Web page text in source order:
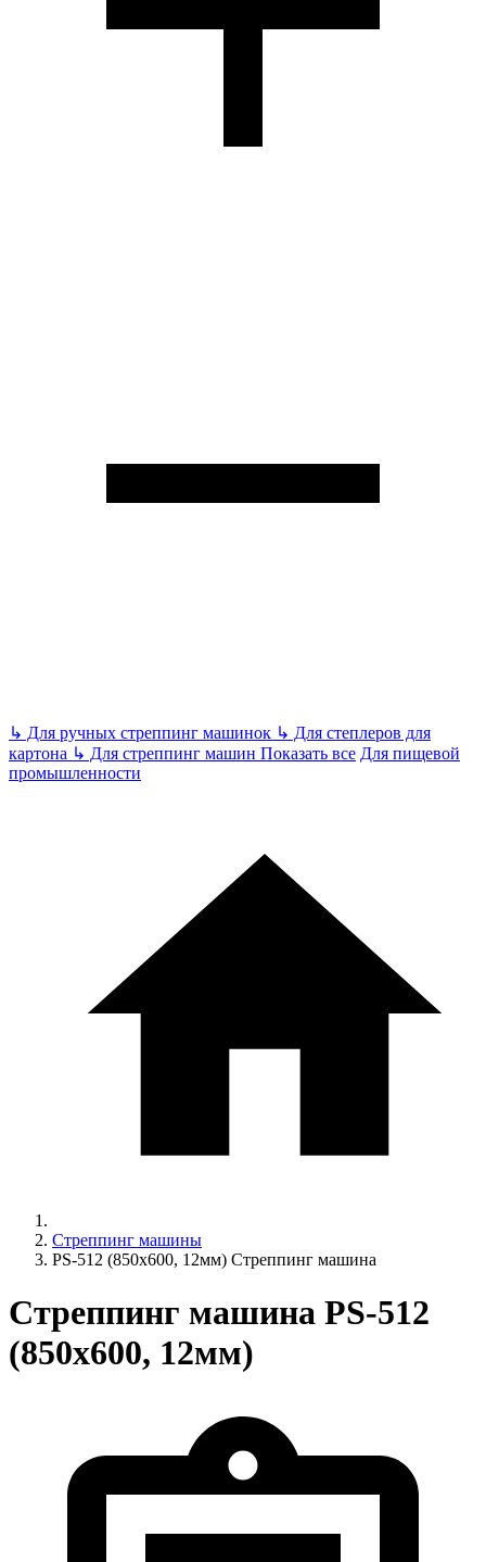
↳ Для ручных стреппинг машинок ↳ Для степлеров для
картона ↳ Для стреппинг машин Показать все Для пищевой
промышленности
Стреппинг машины
PS-512 (850x600, 12мм) Стреппинг машина
Стреппинг машина PS-512
(850x600, 12мм)